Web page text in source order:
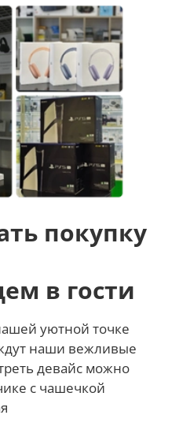
покупку
в гости
уютной точке
наши вежливые
девайс можно
с чашечкой